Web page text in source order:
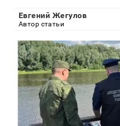
Евгений Жегулов
Автор статьи